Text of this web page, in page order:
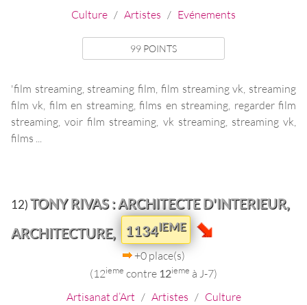
Culture / Artistes / Evénements
99 POINTS
'film streaming, streaming film, film streaming vk, streaming
film vk, film en streaming, films en streaming, regarder film
streaming, voir film streaming, vk streaming, streaming vk,
films ...
12)TONY RIVAS : ARCHITECTE D'INTERIEUR,
ARCHITECTURE,
1134IEME
+0 place(s)
(12ieme contre 12ieme à J-7)
Artisanat d’Art / Artistes / Culture